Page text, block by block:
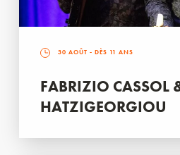
30 AOÛT - DÈS 11 ANS
FABRIZIO CASSOL
HATZIGEORGIOU